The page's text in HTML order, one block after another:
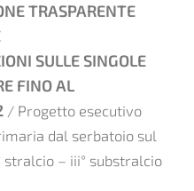
TRASPARENTE
SULLE SINGOLE
FINO AL
/ Progetto esecutivo
dal serbatoio sul
stralcio – iii° substralcio